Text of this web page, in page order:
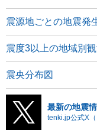
震源地ごとの地震発
震度3以上の地域別
震央分布図
最新の地震
tenki.jp公式X（